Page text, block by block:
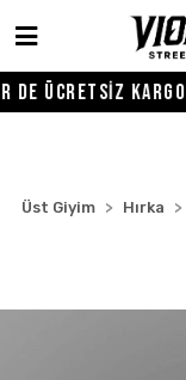
ÜCRETSİZ KARGO
Üst Giyim Hırka